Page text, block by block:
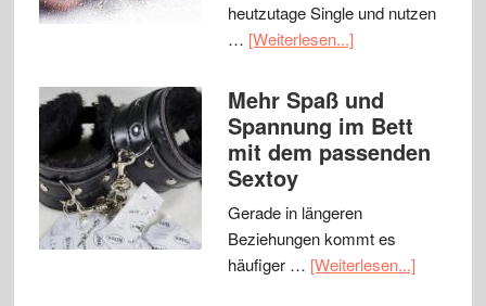
heutzutage Single und nutzen
… [Weiterlesen...]
Mehr Spaß und
Spannung im Bett
mit dem passenden
Sextoy
Gerade in längeren
Beziehungen kommt es
häufiger … [Weiterlesen...]